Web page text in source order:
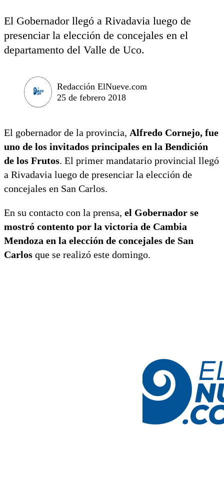
El Gobernador llegó a Rivadavia luego de
presenciar la elección de concejales en el
departamento del Valle de Uco.
Redacción ElNueve.com
25 de febrero 2018
El gobernador de la provincia, Alfredo Cornejo, fue
uno de los invitados principales en la Bendición
de los Frutos. El primer mandatario provincial llegó
a Rivadavia luego de presenciar la elección de
concejales en San Carlos.
En su contacto con la prensa, el Gobernador se
mostró contento por la victoria de Cambia
Mendoza en la elección de concejales de San
Carlos que se realizó este domingo.